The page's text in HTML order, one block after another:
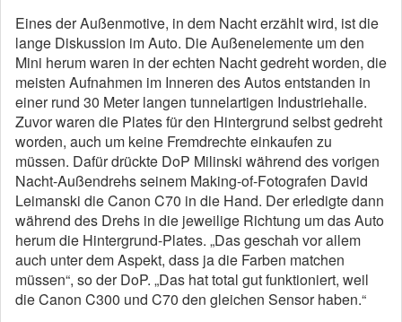
Eines der Außenmotive, in dem Nacht erzählt wird, ist die
lange Diskussion im Auto. Die Außenelemente um den
Mini herum waren in der echten Nacht gedreht worden, die
meisten Aufnahmen im Inneren des Autos entstanden in
einer rund 30 Meter langen tunnelartigen Industriehalle.
Zuvor waren die Plates für den Hintergrund selbst gedreht
worden, auch um keine Fremdrechte einkaufen zu
müssen. Dafür drückte DoP Milinski während des vorigen
Nacht-Außendrehs seinem Making-of-Fotografen David
Leimanski die Canon C70 in die Hand. Der erledigte dann
während des Drehs in die jeweilige Richtung um das Auto
herum die Hintergrund-Plates. „Das geschah vor allem
auch unter dem Aspekt, dass ja die Farben matchen
müssen“, so der DoP. „Das hat total gut funktioniert, weil
die Canon C300 und C70 den gleichen Sensor haben.“